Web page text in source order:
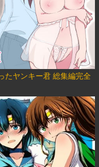
たヤンキー君 総集編完全